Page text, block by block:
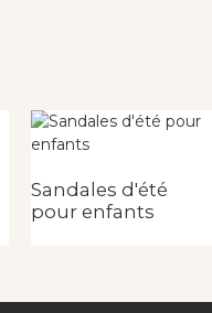
Sandales d'été
pour enfants